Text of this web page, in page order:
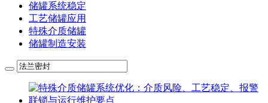
储罐系统稳定
工艺储罐应用
特殊介质储罐
储罐制造安装